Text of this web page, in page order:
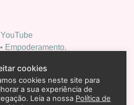
Empoderamento.
cookies
cookies neste site para
a sua experiência de
Leia a nossa Política de